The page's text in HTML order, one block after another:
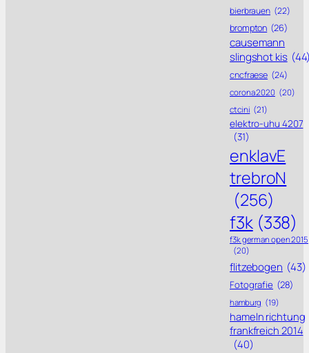
bierbrauen (22)
brompton (26)
causemann
slingshot kis
cncfraese (24)
corona 2020 (20)
ctcini (21)
elektro-uhu 4207
(31)
enklavE
trebroN
(256)
f3k (338)
f3k german open 2015
(20)
flitzebogen (43)
Fotografie (28)
hamburg (19)
hameln richtung
frankfreich 2014
(40)